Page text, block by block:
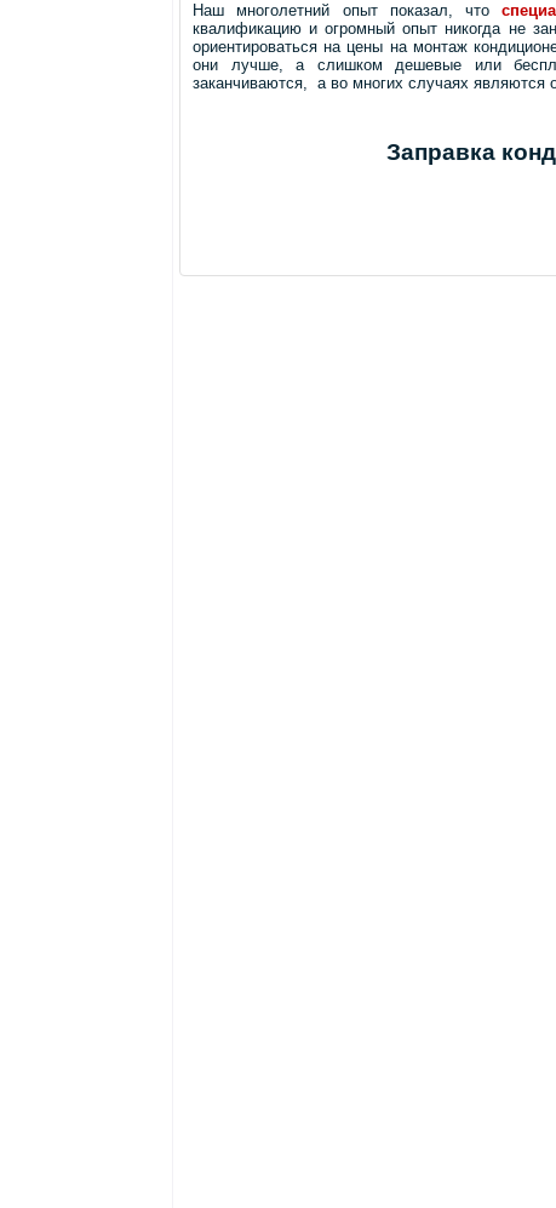
Наш многолетний опыт показал, что
квалификацию и огромный опыт никогда не
ориентироваться на цены на монтаж
они лучше, а слишком дешевые или
заканчиваются, а во многих случаях
Заправка